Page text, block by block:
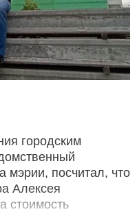
городским
мэрии, посчитал, что
Алексея
стоимость